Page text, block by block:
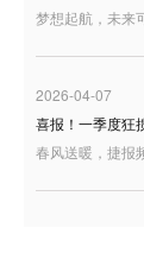
2026-04-07